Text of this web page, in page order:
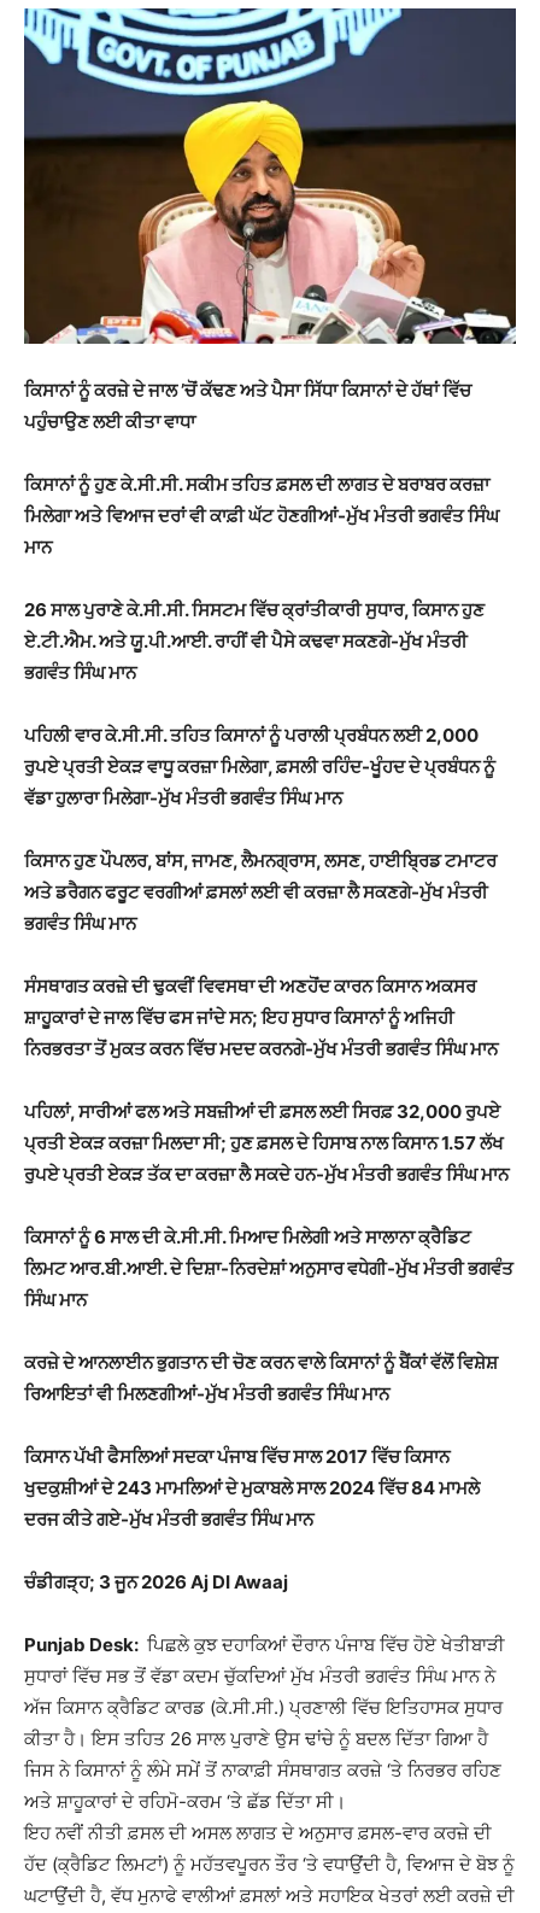
ਕਿਸਾਨਾਂ ਨੂੰ ਕਰਜ਼ੇ ਦੇ ਜਾਲ ’ਚੋਂ ਕੱਢਣ ਅਤੇ ਪੈਸਾ ਸਿੱਧਾ ਕਿਸਾਨਾਂ ਦੇ ਹੱਥਾਂ ਵਿੱਚ
ਪਹੁੰਚਾਉਣ ਲਈ ਕੀਤਾ ਵਾਧਾ
ਕਿਸਾਨਾਂ ਨੂੰ ਹੁਣ ਕੇ.ਸੀ.ਸੀ. ਸਕੀਮ ਤਹਿਤ ਫ਼ਸਲ ਦੀ ਲਾਗਤ ਦੇ ਬਰਾਬਰ ਕਰਜ਼ਾ
ਮਿਲੇਗਾ ਅਤੇ ਵਿਆਜ ਦਰਾਂ ਵੀ ਕਾਫ਼ੀ ਘੱਟ ਹੋਣਗੀਆਂ-ਮੁੱਖ ਮੰਤਰੀ ਭਗਵੰਤ ਸਿੰਘ
ਮਾਨ
26 ਸਾਲ ਪੁਰਾਣੇ ਕੇ.ਸੀ.ਸੀ. ਸਿਸਟਮ ਵਿੱਚ ਕ੍ਰਾਂਤੀਕਾਰੀ ਸੁਧਾਰ, ਕਿਸਾਨ ਹੁਣ
ਏ.ਟੀ.ਐਮ. ਅਤੇ ਯੂ.ਪੀ.ਆਈ. ਰਾਹੀਂ ਵੀ ਪੈਸੇ ਕਢਵਾ ਸਕਣਗੇ-ਮੁੱਖ ਮੰਤਰੀ
ਭਗਵੰਤ ਸਿੰਘ ਮਾਨ
ਪਹਿਲੀ ਵਾਰ ਕੇ.ਸੀ.ਸੀ. ਤਹਿਤ ਕਿਸਾਨਾਂ ਨੂੰ ਪਰਾਲੀ ਪ੍ਰਬੰਧਨ ਲਈ 2,000
ਰੁਪਏ ਪ੍ਰਤੀ ਏਕੜ ਵਾਧੂ ਕਰਜ਼ਾ ਮਿਲੇਗਾ, ਫ਼ਸਲੀ ਰਹਿੰਦ-ਖੂੰਹਦ ਦੇ ਪ੍ਰਬੰਧਨ ਨੂੰ
ਵੱਡਾ ਹੁਲਾਰਾ ਮਿਲੇਗਾ-ਮੁੱਖ ਮੰਤਰੀ ਭਗਵੰਤ ਸਿੰਘ ਮਾਨ
ਕਿਸਾਨ ਹੁਣ ਪੌਪਲਰ, ਬਾਂਸ, ਜਾਮਣ, ਲੈਮਨਗ੍ਰਾਸ, ਲਸਣ, ਹਾਈਬ੍ਰਿਡ ਟਮਾਟਰ
ਅਤੇ ਡਰੈਗਨ ਫਰੂਟ ਵਰਗੀਆਂ ਫ਼ਸਲਾਂ ਲਈ ਵੀ ਕਰਜ਼ਾ ਲੈ ਸਕਣਗੇ-ਮੁੱਖ ਮੰਤਰੀ
ਭਗਵੰਤ ਸਿੰਘ ਮਾਨ
ਸੰਸਥਾਗਤ ਕਰਜ਼ੇ ਦੀ ਢੁਕਵੀਂ ਵਿਵਸਥਾ ਦੀ ਅਣਹੋਂਦ ਕਾਰਨ ਕਿਸਾਨ ਅਕਸਰ
ਸ਼ਾਹੂਕਾਰਾਂ ਦੇ ਜਾਲ ਵਿੱਚ ਫਸ ਜਾਂਦੇ ਸਨ; ਇਹ ਸੁਧਾਰ ਕਿਸਾਨਾਂ ਨੂੰ ਅਜਿਹੀ
ਨਿਰਭਰਤਾ ਤੋਂ ਮੁਕਤ ਕਰਨ ਵਿੱਚ ਮਦਦ ਕਰਨਗੇ-ਮੁੱਖ ਮੰਤਰੀ ਭਗਵੰਤ ਸਿੰਘ ਮਾਨ
ਪਹਿਲਾਂ, ਸਾਰੀਆਂ ਫਲ ਅਤੇ ਸਬਜ਼ੀਆਂ ਦੀ ਫ਼ਸਲ ਲਈ ਸਿਰਫ਼ 32,000 ਰੁਪਏ
ਪ੍ਰਤੀ ਏਕੜ ਕਰਜ਼ਾ ਮਿਲਦਾ ਸੀ; ਹੁਣ ਫ਼ਸਲ ਦੇ ਹਿਸਾਬ ਨਾਲ ਕਿਸਾਨ 1.57 ਲੱਖ
ਰੁਪਏ ਪ੍ਰਤੀ ਏਕੜ ਤੱਕ ਦਾ ਕਰਜ਼ਾ ਲੈ ਸਕਦੇ ਹਨ-ਮੁੱਖ ਮੰਤਰੀ ਭਗਵੰਤ ਸਿੰਘ ਮਾਨ
ਕਿਸਾਨਾਂ ਨੂੰ 6 ਸਾਲ ਦੀ ਕੇ.ਸੀ.ਸੀ. ਮਿਆਦ ਮਿਲੇਗੀ ਅਤੇ ਸਾਲਾਨਾ ਕ੍ਰੈਡਿਟ
ਲਿਮਟ ਆਰ.ਬੀ.ਆਈ. ਦੇ ਦਿਸ਼ਾ-ਨਿਰਦੇਸ਼ਾਂ ਅਨੁਸਾਰ ਵਧੇਗੀ-ਮੁੱਖ ਮੰਤਰੀ ਭਗਵੰਤ
ਸਿੰਘ ਮਾਨ
ਕਰਜ਼ੇ ਦੇ ਆਨਲਾਈਨ ਭੁਗਤਾਨ ਦੀ ਚੋਣ ਕਰਨ ਵਾਲੇ ਕਿਸਾਨਾਂ ਨੂੰ ਬੈਂਕਾਂ ਵੱਲੋਂ ਵਿਸ਼ੇਸ਼
ਰਿਆਇਤਾਂ ਵੀ ਮਿਲਣਗੀਆਂ-ਮੁੱਖ ਮੰਤਰੀ ਭਗਵੰਤ ਸਿੰਘ ਮਾਨ
ਕਿਸਾਨ ਪੱਖੀ ਫੈਸਲਿਆਂ ਸਦਕਾ ਪੰਜਾਬ ਵਿੱਚ ਸਾਲ 2017 ਵਿੱਚ ਕਿਸਾਨ
ਖੁਦਕੁਸ਼ੀਆਂ ਦੇ 243 ਮਾਮਲਿਆਂ ਦੇ ਮੁਕਾਬਲੇ ਸਾਲ 2024 ਵਿੱਚ 84 ਮਾਮਲੇ
ਦਰਜ ਕੀਤੇ ਗਏ-ਮੁੱਖ ਮੰਤਰੀ ਭਗਵੰਤ ਸਿੰਘ ਮਾਨ
ਚੰਡੀਗੜ੍ਹ; 3 ਜੂਨ 2026 Aj DI Awaaj
Punjab Desk: ਪਿਛਲੇ ਕੁਝ ਦਹਾਕਿਆਂ ਦੌਰਾਨ ਪੰਜਾਬ ਵਿੱਚ ਹੋਏ ਖੇਤੀਬਾੜੀ
ਸੁਧਾਰਾਂ ਵਿੱਚ ਸਭ ਤੋਂ ਵੱਡਾ ਕਦਮ ਚੁੱਕਦਿਆਂ ਮੁੱਖ ਮੰਤਰੀ ਭਗਵੰਤ ਸਿੰਘ ਮਾਨ ਨੇ
ਅੱਜ ਕਿਸਾਨ ਕ੍ਰੈਡਿਟ ਕਾਰਡ (ਕੇ.ਸੀ.ਸੀ.) ਪ੍ਰਣਾਲੀ ਵਿੱਚ ਇਤਿਹਾਸਕ ਸੁਧਾਰ
ਕੀਤਾ ਹੈ। ਇਸ ਤਹਿਤ 26 ਸਾਲ ਪੁਰਾਣੇ ਉਸ ਢਾਂਚੇ ਨੂੰ ਬਦਲ ਦਿੱਤਾ ਗਿਆ ਹੈ
ਜਿਸ ਨੇ ਕਿਸਾਨਾਂ ਨੂੰ ਲੰਮੇ ਸਮੇਂ ਤੋਂ ਨਾਕਾਫ਼ੀ ਸੰਸਥਾਗਤ ਕਰਜ਼ੇ ‘ਤੇ ਨਿਰਭਰ ਰਹਿਣ
ਅਤੇ ਸ਼ਾਹੂਕਾਰਾਂ ਦੇ ਰਹਿਮੋ-ਕਰਮ ‘ਤੇ ਛੱਡ ਦਿੱਤਾ ਸੀ।
ਇਹ ਨਵੀਂ ਨੀਤੀ ਫ਼ਸਲ ਦੀ ਅਸਲ ਲਾਗਤ ਦੇ ਅਨੁਸਾਰ ਫ਼ਸਲ-ਵਾਰ ਕਰਜ਼ੇ ਦੀ
ਹੱਦ (ਕ੍ਰੈਡਿਟ ਲਿਮਟਾਂ) ਨੂੰ ਮਹੱਤਵਪੂਰਨ ਤੌਰ ‘ਤੇ ਵਧਾਉਂਦੀ ਹੈ, ਵਿਆਜ ਦੇ ਬੋਝ ਨੂੰ
ਘਟਾਉਂਦੀ ਹੈ, ਵੱਧ ਮੁਨਾਫੇ ਵਾਲੀਆਂ ਫ਼ਸਲਾਂ ਅਤੇ ਸਹਾਇਕ ਖੇਤਰਾਂ ਲਈ ਕਰਜ਼ੇ ਦੀ